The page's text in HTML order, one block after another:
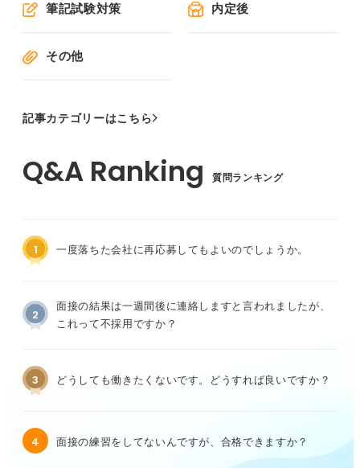
筆記試験対策 内定後
その他
記事カテゴリーはこちら
質問ランキング
1 一度落ちた会社に再応募してもよいのでしょうか。
2
面接の結果は一週間後に連絡しますと言われましたが、
これって不採用ですか？
3 どうしても働きたくないです。どうすれば良いですか？
4 面接の練習をしてないんですが、合格できますか？